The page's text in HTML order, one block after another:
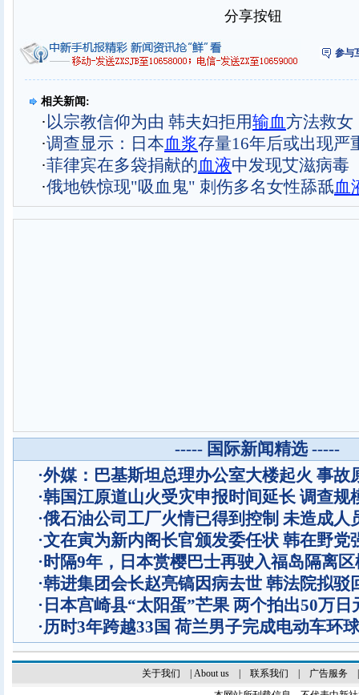
分享按钮
参与
相关新闻:
· 以宗教信仰为由 韩夫妇拒用输血方法救女
·调查显示：日本血浆存量16年后或出现严
·菲律宾在多袋捐献的血液中发现艾滋病毒
·俄地铁惊现"吸血鬼" 刺伤多名女性舔舐血
----- 国际新闻精选 -----
·外媒：巴基斯坦总理办公室大楼起火 事故
·韩国江原道山火受灾申报时间延长 调查规
·俄石油公司工厂火情已得到控制 未造成人
·文在寅为新内阁长官颁发委任状 韩在野党
·时隔9年，日本赏樱巴士再驶入福岛隔离
·韩进集团会长赵亮镐因病去世 韩法院拟驳
· 日本宫崎县“太阳蛋”芒果 两个拍出50万日
·历时3年跨越33国 荷兰男子完成电动车环
关于我们 About us| 联系我们 广告服务